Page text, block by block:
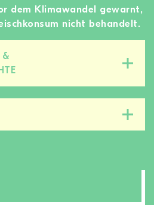
dem Klimawandel gewarnt,
nicht behandelt.
&
Bereich